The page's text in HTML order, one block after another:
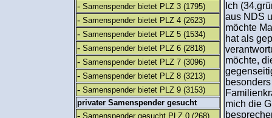
- Samenspender bietet PLZ 3 (1795)
- Samenspender bietet PLZ 4 (2623)
- Samenspender bietet PLZ 5 (1534)
- Samenspender bietet PLZ 6 (2818)
- Samenspender bietet PLZ 7 (3096)
- Samenspender bietet PLZ 8 (3213)
- Samenspender bietet PLZ 9 (3153)
privater Samenspender gesucht
- Samenspender gesucht PLZ 0 (268)
Ich
aus NDS
möchte
hat als
möchte,
mich die